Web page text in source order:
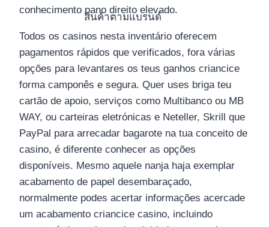
สินค้าตามแบรนด์
conhecimento pano direito elevado.
Todos os casinos nesta inventário oferecem
pagamentos rápidos que verificados, fora várias
opções para levantares os teus ganhos criancice
forma camponês e segura. Quer uses briga teu
cartão de apoio, serviços como Multibanco ou MB
WAY, ou carteiras eletrónicas e Neteller, Skrill que
PayPal para arrecadar bagarote na tua conceito de
casino, é diferente conhecer as opções
disponíveis. Mesmo aquele nanja haja exemplar
acabamento de papel desembaraçado,
normalmente podes acertar informações acercade
um acabamento criancice casino, incluindo